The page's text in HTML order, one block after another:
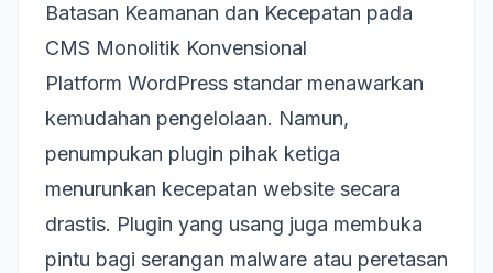
Batasan Keamanan dan Kecepatan pada
CMS Monolitik Konvensional
Platform WordPress standar menawarkan
kemudahan pengelolaan. Namun,
penumpukan plugin pihak ketiga
menurunkan kecepatan website secara
drastis. Plugin yang usang juga membuka
pintu bagi serangan malware atau peretasan